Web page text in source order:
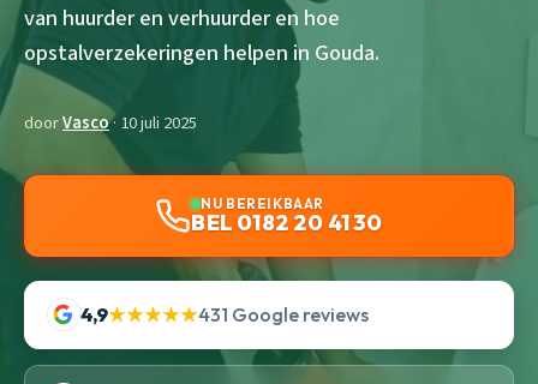
van huurder en verhuurder en hoe
opstalverzekeringen helpen in Gouda.
doorVasco· 10 juli 2025
NU BEREIKBAAR
BEL 0182 20 41 30
4,9★★★★★431 Google reviews